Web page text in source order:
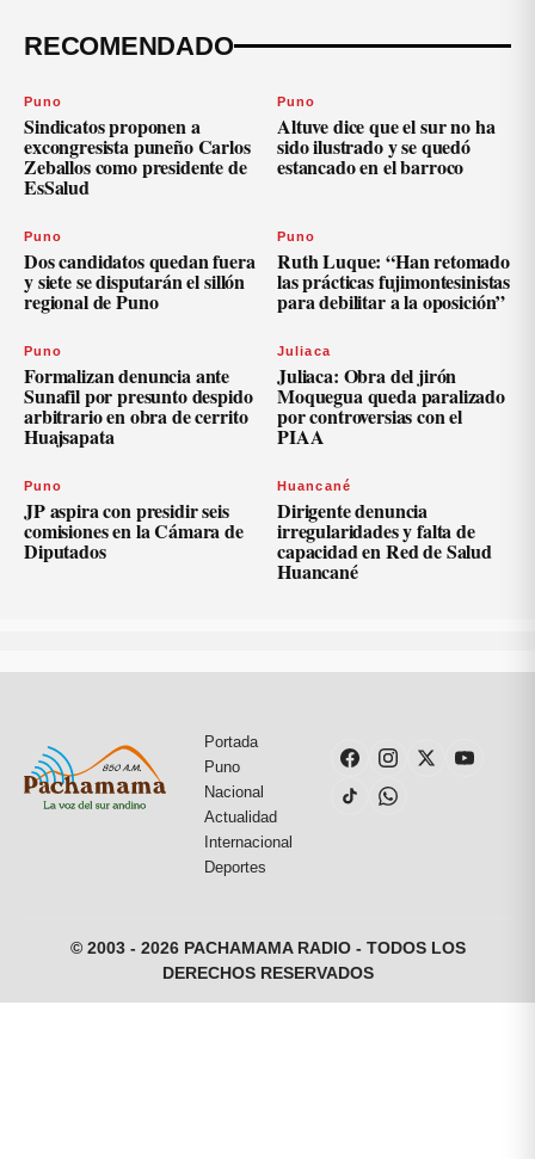
RECOMENDADO
Puno
Sindicatos proponen a
excongresista puneño Carlos
Zeballos como presidente de
EsSalud
Puno
Altuve dice que el sur no ha
sido ilustrado y se quedó
estancado en el barroco
Puno
Dos candidatos quedan fuera
y siete se disputarán el sillón
regional de Puno
Puno
Ruth Luque: “Han retomado
las prácticas fujimontesinistas
para debilitar a la oposición”
Puno
Formalizan denuncia ante
Sunafil por presunto despido
arbitrario en obra de cerrito
Huajsapata
Juliaca
Juliaca: Obra del jirón
Moquegua queda paralizado
por controversias con el
PIAA
Puno
JP aspira con presidir seis
comisiones en la Cámara de
Diputados
Huancané
Dirigente denuncia
irregularidades y falta de
capacidad en Red de Salud
Huancané
Portada
Puno
Nacional
Actualidad
Internacional
Deportes
© 2003 - 2026 PACHAMAMA RADIO - TODOS LOS
DERECHOS RESERVADOS